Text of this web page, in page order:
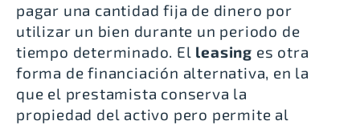
pagar una cantidad fija de dinero por
utilizar un bien durante un periodo de
tiempo determinado. El leasing es otra
forma de financiación alternativa, en la
que el prestamista conserva la
propiedad del activo pero permite al